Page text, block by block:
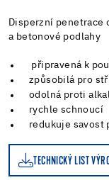
Disperzní penetrace
a betonové podlahy
připravená k
způsobilá pro
odolná proti
rychle schnoucí
redukuje savost
TECHNICKÝ LIST
KALKULAČKA